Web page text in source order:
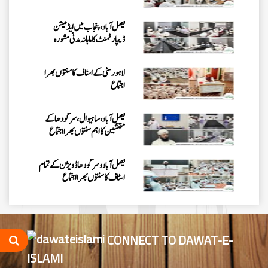
فیصل آباد، پنجاب میں ایڈمیشن
ڈیپارٹمنٹ کا ماہانہ مدنی مشورہ
لاہور سٹی کے اسٹاف کا سنتوں بھرا
اجتماع
فیصل آباد، ساہیوال، سرگودھا کے
مفتشین کا اہم سنتوں بھرا اجتماع
فیصل آباد وسرگودھا ڈویژن کے تمام
اسٹاف کا سنتوں بھرااجتماع
فیصل آباد میں کنزالمدارس کے امتحانی
نظام کا جائزہ، بہتری اور باہمی اتفاق
کے اقدامات پر زور
اسلام آباد میں روڈ سیفٹی اور منشیات و
CONNECT TO DAWAT-E-
ISLAMI